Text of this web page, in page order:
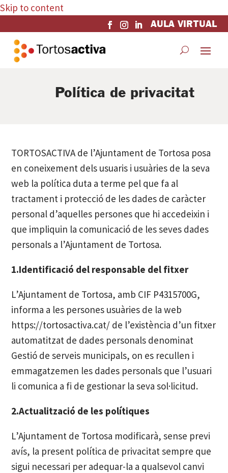
Skip to content
AULA VIRTUAL
Política de privacitat
TORTOSACTIVA de l’Ajuntament de Tortosa posa
en coneixement dels usuaris i usuàries de la seva
web la política duta a terme pel que fa al
tractament i protecció de les dades de caràcter
personal d’aquelles persones que hi accedeixin i
que impliquin la comunicació de les seves dades
personals a l’Ajuntament de Tortosa.
1.Identificació del responsable del fitxer
L’Ajuntament de Tortosa, amb CIF P4315700G,
informa a les persones usuàries de la web
https://tortosactiva.cat/ de l’existència d’un fitxer
automatitzat de dades personals denominat
Gestió de serveis municipals, on es recullen i
emmagatzemen les dades personals que l’usuari
li comunica a fi de gestionar la seva sol·licitud.
2.Actualització de les polítiques
L’Ajuntament de Tortosa modificarà, sense previ
avís, la present política de privacitat sempre que
sigui necessari per adequar-la a qualsevol canvi